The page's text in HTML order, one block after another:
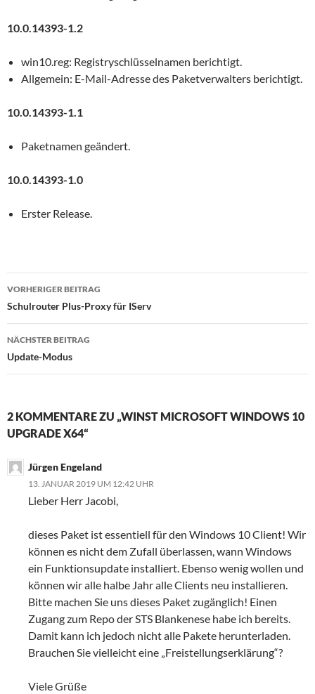
10.0.14393-1.2
win10.reg: Registryschlüsselnamen berichtigt.
Allgemein: E-Mail-Adresse des Paketverwalters berichtigt.
10.0.14393-1.1
Paketnamen geändert.
10.0.14393-1.0
Erster Release.
Beitragsnavigation
VORHERIGER BEITRAG
Schulrouter Plus-Proxy für IServ
NÄCHSTER BEITRAG
Update-Modus
2 KOMMENTARE ZU „WINST MICROSOFT WINDOWS 10
UPGRADE X64“
Jürgen Engeland
13. JANUAR 2019 UM 12:42 UHR
Lieber Herr Jacobi,
dieses Paket ist essentiell für den Windows 10 Client! Wir
können es nicht dem Zufall überlassen, wann Windows
ein Funktionsupdate installiert. Ebenso wenig wollen und
können wir alle halbe Jahr alle Clients neu installieren.
Bitte machen Sie uns dieses Paket zugänglich! Einen
Zugang zum Repo der STS Blankenese habe ich bereits.
Damit kann ich jedoch nicht alle Pakete herunterladen.
Brauchen Sie vielleicht eine „Freistellungserklärung“?
Viele Grüße